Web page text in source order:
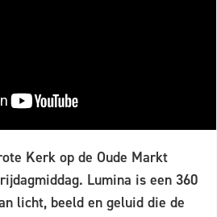
Kerk op de Oude Markt
Lumina is een 360
licht, beeld en geluid die de